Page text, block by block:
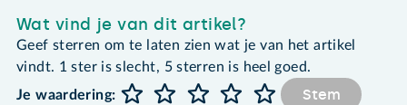
Wat vind je van dit artikel?
Geef sterren om te laten zien wat je van het artikel
vindt. 1 ster is slecht, 5 sterren is heel goed.
Je waardering:
Stem